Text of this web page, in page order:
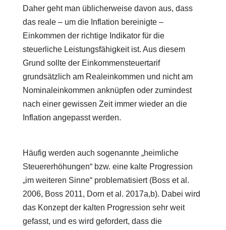
Daher geht man üblicherweise davon aus, dass
das reale – um die Inflation bereinigte –
Einkommen der richtige Indikator für die
steuerliche Leistungsfähigkeit ist. Aus diesem
Grund sollte der Einkommensteuertarif
grundsätzlich am Realeinkommen und nicht am
Nominaleinkommen anknüpfen oder zumindest
nach einer gewissen Zeit immer wieder an die
Inflation angepasst werden.
Häufig werden auch sogenannte „heimliche
Steuererhöhungen“ bzw. eine kalte Progression
„im weiteren Sinne“ problematisiert (Boss et al.
2006, Boss 2011, Dorn et al. 2017a,b). Dabei wird
das Konzept der kalten Progression sehr weit
gefasst, und es wird gefordert, dass die